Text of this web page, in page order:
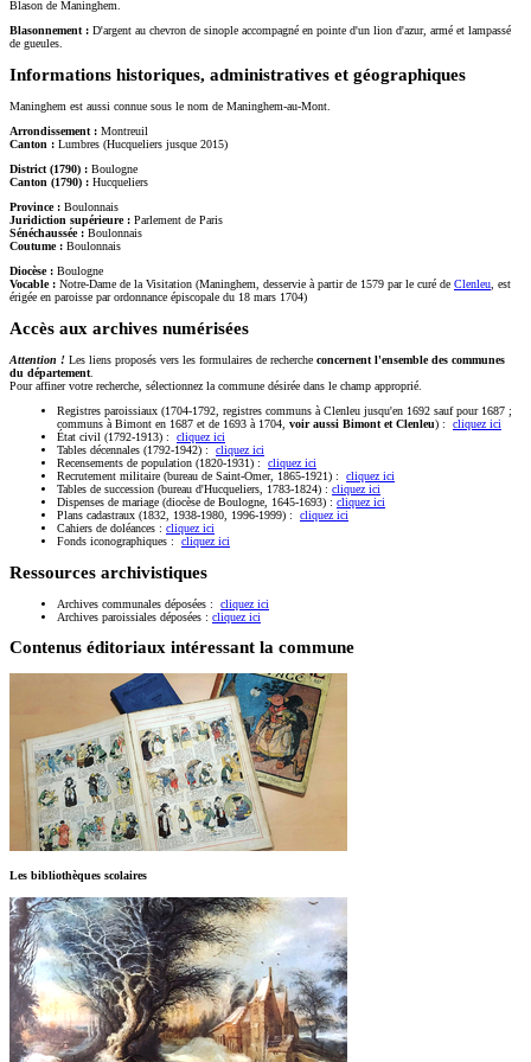
Blason de Maninghem.
Blasonnement : D'argent au chevron de sinople accompagné en pointe d'un lion d'azur, armé et lampassé
de gueules.
Informations historiques, administratives et géographiques
Maninghem est aussi connue sous le nom de Maninghem-au-Mont.
Arrondissement : Montreuil
Canton : Lumbres (Hucqueliers jusque 2015)
District (1790) : Boulogne
Canton (1790) : Hucqueliers
Province : Boulonnais
Juridiction supérieure : Parlement de Paris
Sénéchaussée : Boulonnais
Coutume : Boulonnais
Diocèse : Boulogne
Vocable : Notre-Dame de la Visitation (Maninghem, desservie à partir de 1579 par le curé de Clenleu, est
érigée en paroisse par ordonnance épiscopale du 18 mars 1704)
Accès aux archives numérisées
Attention ! Les liens proposés vers les formulaires de recherche concernent l'ensemble des communes
du département
Pour affiner votre recherche, sélectionnez la commune désirée dans le champ approprié.
Registres paroissiaux (1704-1792, registres communs à Clenleu jusqu'en 1692 sauf pour 1687 ;
communs à Bimont en 1687 et de 1693 à 1704, voir aussi Bimont et Clenleu) : cliquez ici
État civil (1792-1913) : cliquez ici
Tables décennales (1792-1942) : cliquez ici
Recensements de population (1820-1931) : cliquez ici
Recrutement militaire (bureau de Saint-Omer, 1865-1921) : cliquez ici
Tables de succession (bureau d'Hucqueliers, 1783-1824) : cliquez ici
Dispenses de mariage (diocèse de Boulogne, 1645-1693) : cliquez ici
Plans cadastraux (1832, 1938-1980, 1996-1999) : cliquez ici
Cahiers de doléances : cliquez ici
Fonds iconographiques : cliquez ici
Ressources archivistiques
Archives communales déposées : cliquez ici
Archives paroissiales déposées : cliquez ici
Contenus éditoriaux intéressant la commune
Les bibliothèques scolaires